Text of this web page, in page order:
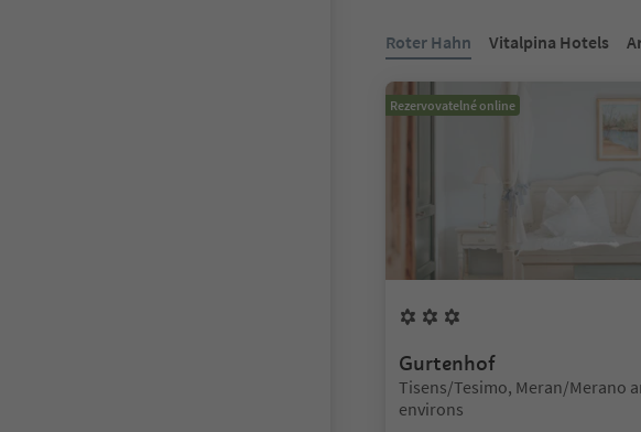
Nacházíte se na tabulkovém
Roter Hahn Vitalpina Hotels
Rezervovatelné online
Gurtenhof
Lokalita:
Tisens/Tesimo, Meran/Merano
environs